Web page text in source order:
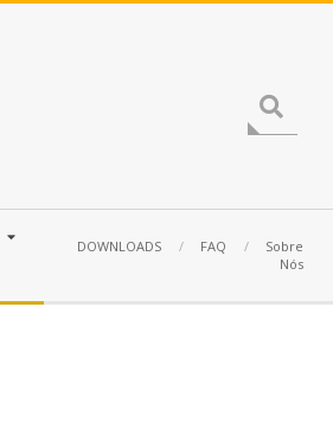
DOWNLOADS FAQ
Sobre
Nós